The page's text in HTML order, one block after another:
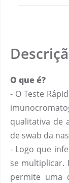
O que é?
- O Teste
qualitativa de
de swab da
- Logo que
se multiplicar.
permite uma